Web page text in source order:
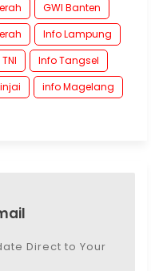
GWI Banten
Info Lampung
Info Tangsel
info Magelang
Direct to Your